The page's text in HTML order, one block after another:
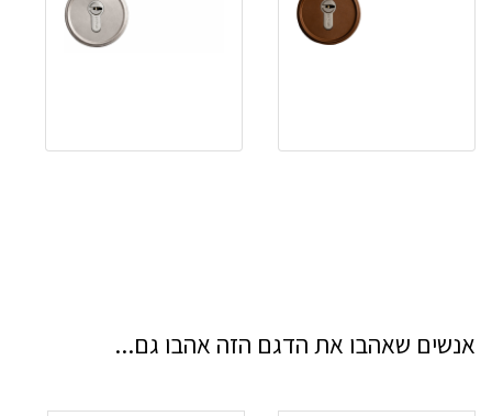
אנשים שאהבו את הדגם הזה אהבו גם...